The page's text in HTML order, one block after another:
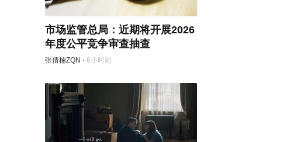
市场监管总局：近期将开展2026
年度公平竞争审查抽查
张倩楠ZQN · 6小时前